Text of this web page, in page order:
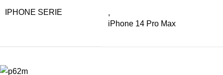
IPHONE SERIE
,
iPhone 14 Pro Max